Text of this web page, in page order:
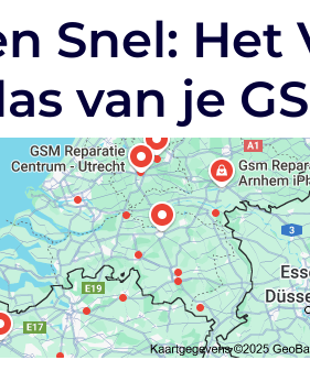
Snel: Het
van je